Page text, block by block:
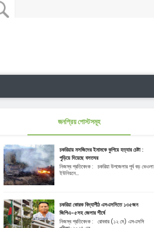
জনপ্রিয় পোস্টসমূহ
চকরিয়ায় মসজিদের ইমামকে কুপিয়ে হত্যার চেষ্টা :
পুড়িয়ে দিয়েছে বসতঘর
নিজস্ব প্রতিবেদক : চকরিয়া উপজেলার পূর্ব বড় ভেওলা
ইউনিয়নে...
চকরিয়া কোরক বিদ্যাপীঠ এসএসসিতে ১৩৫জন
জিপিএ-৫সহ জেলার শীর্ষে
নিজস্ব প্রতিবেদক : রোববার (১২ মে) এসএসসি